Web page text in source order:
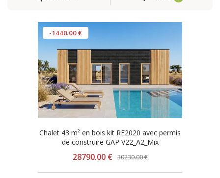
-1440.00 €
Chalet 43 m² en bois kit RE2020 avec permis
de construire GAP V22_A2_Mix
28790.00 € 30230.00 €